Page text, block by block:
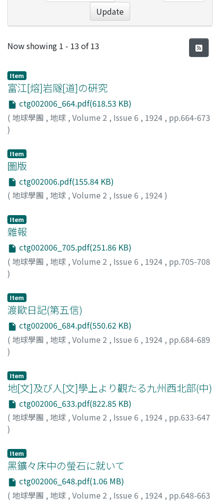
Update
Recent Submissions
Now showing 1 - 13 of 13
Item
富江[熔]岩隧[道]の硏究
ctg002006_664.pdf(618.53 KB)
( 地球學團 , 地球 , Volume 2 , Issue 6 , 1924 , pp.664-673
)
Item
圖版
ctg002006.pdf(155.84 KB)
( 地球學團 , 地球 , Volume 2 , Issue 6 , 1924)
Item
雜報
ctg002006_705.pdf(251.86 KB)
( 地球學團 , 地球 , Volume 2 , Issue 6 , 1924 , pp.705-708
)
Item
渡歐日記(第五信)
ctg002006_684.pdf(550.62 KB)
( 地球學團 , 地球 , Volume 2 , Issue 6 , 1924 , pp.684-689
)
Item
地[文]及び人[文]學上より觀たる九州西北部(中)
ctg002006_633.pdf(822.85 KB)
( 地球學團 , 地球 , Volume 2 , Issue 6 , 1924 , pp.633-647
)
Item
黑鑛々床中の螢石に就いて
ctg002006_648.pdf(1.06 MB)
( 地球學團 , 地球 , Volume 2 , Issue 6 , 1924 , pp.648-663